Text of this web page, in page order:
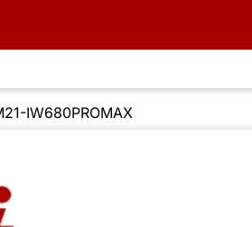
IW680PROMAX